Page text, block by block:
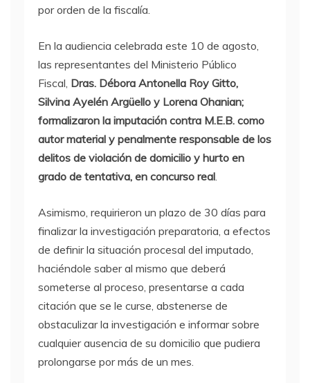
por orden de la fiscalía.
En la audiencia celebrada este 10 de agosto,
las representantes del Ministerio Público
Fiscal, Dras. Débora Antonella Roy Gitto,
Silvina Ayelén Argüello y Lorena Ohanian;
formalizaron la imputación contra M.E.B. como
autor material y penalmente responsable de los
delitos de violación de domicilio y hurto en
grado de tentativa, en concurso real.
Asimismo, requirieron un plazo de 30 días para
finalizar la investigación preparatoria, a efectos
de definir la situación procesal del imputado,
haciéndole saber al mismo que deberá
someterse al proceso, presentarse a cada
citación que se le curse, abstenerse de
obstaculizar la investigación e informar sobre
cualquier ausencia de su domicilio que pudiera
prolongarse por más de un mes.